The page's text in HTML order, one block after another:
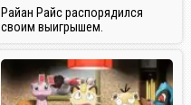
Райан Райс распорядился
своим выигрышем.